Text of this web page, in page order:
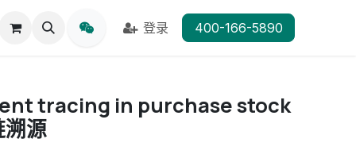
登录 400-166-5890
tracing in purchase stock
源